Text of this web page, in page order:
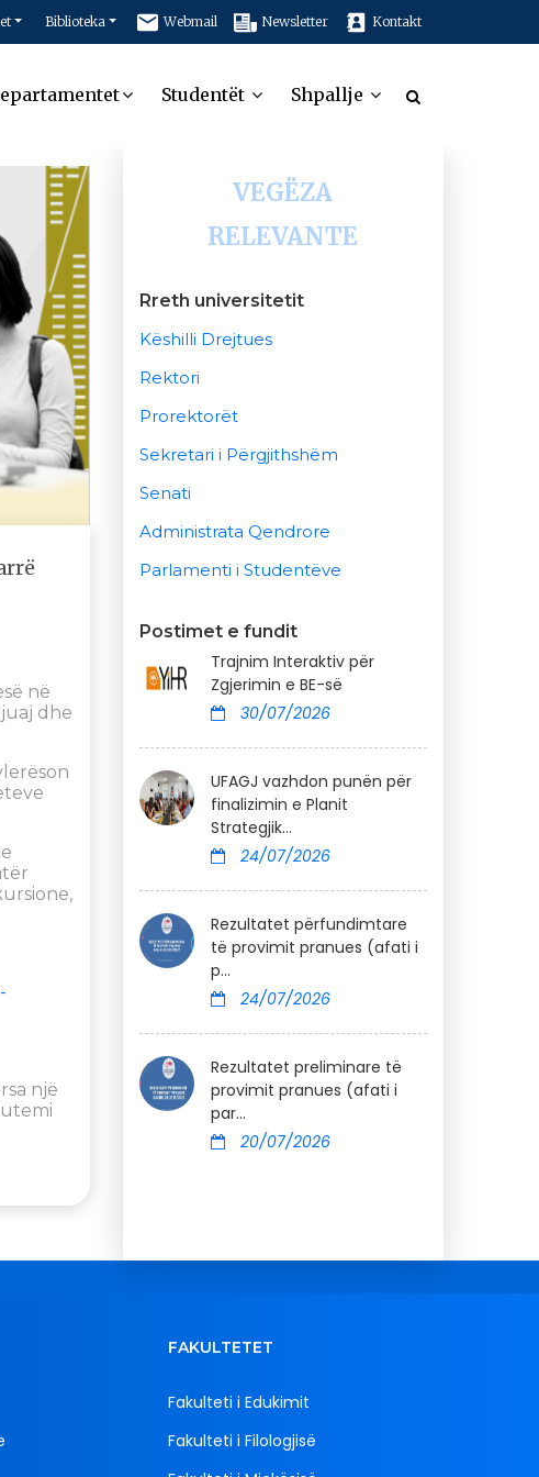
Biblioteka Webmail Newsletter Kontakt
Studentët Shpallje
në
dhe
një
VEGËZA
RELEVANTE
Rreth universitetit
Këshilli Drejtues
Rektori
Prorektorët
Sekretari i Përgjithshëm
Senati
Administrata Qendrore
Parlamenti i Studentëve
Postimet e fundit
Trajnim Interaktiv për
Zgjerimin e BE-së
30/07/2026
UFAGJ vazhdon punën për
finalizimin e Planit
Strategjik...
24/07/2026
Rezultatet përfundimtare
të provimit pranues (afati i
p...
24/07/2026
Rezultatet preliminare të
provimit pranues (afati i
par...
20/07/2026
FAKULTETET
Fakulteti i Edukimit
Fakulteti i Filologjisë